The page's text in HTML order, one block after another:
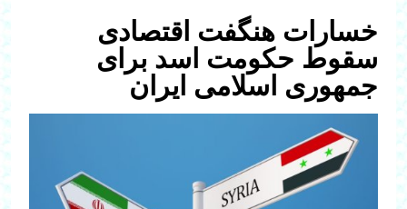
خسارات‌ هنگفت اقتصادی
سقوط حکومت اسد برای
جمهوری اسلامی ایران